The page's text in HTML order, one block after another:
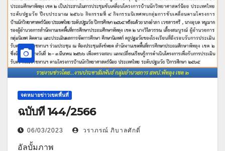
จดหมายข่าวเขตพื้นที่
ฉบับที่ 144/2566
06/03/2023 วราภรณ์ ภิบาลศักดิ์
อัลบั้มภาพ